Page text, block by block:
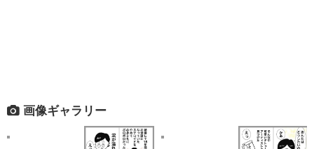
画像ギャラリー